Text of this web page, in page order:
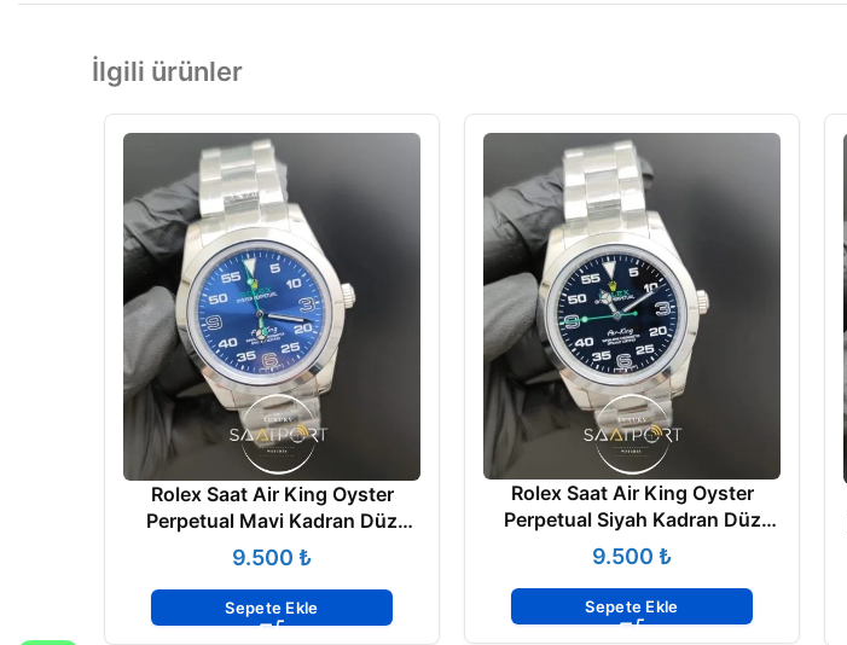
İlgili ürünler
Rolex Saat Air King Oyster
Perpetual Mavi Kadran Düz
Çelik Bezel
₺
Sepete Ekle
Rolex Saat Air King Oyster
Perpetual Siyah Kadran Düz
Çelik Bezel
₺
Sepete Ekle